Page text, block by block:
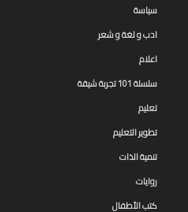
سياسة
ادب و لغة و شعر
اعلام
سلسلة 101 تجربة شيقة
تعليم
تطوير التعليم
تنمية الذات
روايات
كتب الأطفال